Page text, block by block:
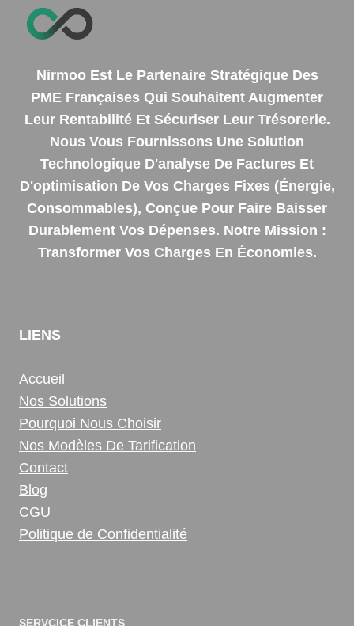
Nirmoo Est Le Partenaire Stratégique Des
PME Françaises Qui Souhaitent Augmenter
Leur Rentabilité Et Sécuriser Leur Trésorerie.
Nous Vous Fournissons Une Solution
Technologique D'analyse De Factures Et
D'optimisation De Vos Charges Fixes (énergie,
Consommables), Conçue Pour Faire Baisser
Durablement Vos Dépenses. Notre Mission :
Transformer Vos Charges En Économies.
LIENS
Accueil
Nos Solutions
Pourquoi Nous Choisir
Nos Modèles De Tarification
Contact
Blog
CGU
Politique de Confidentialité
SERVCICE CLIENTS